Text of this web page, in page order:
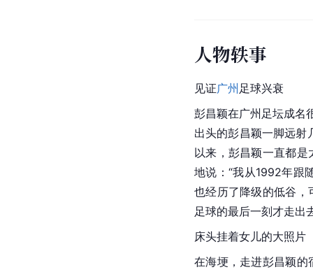
人物轶事
见证广州 足球兴衰
彭昌颖在广州足坛成名
出头的彭昌颖一脚远射
以来，彭昌颖一直都
地说：“我从1992年跟
也经历了降级的低谷
足球的最后一刻才走出
床头挂着女儿的大照片
在海埂，走进彭昌颖的